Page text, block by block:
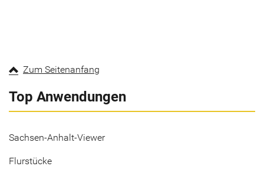
Zum Seitenanfang
Top Anwendungen
Sachsen-Anhalt-Viewer
Flurstücke